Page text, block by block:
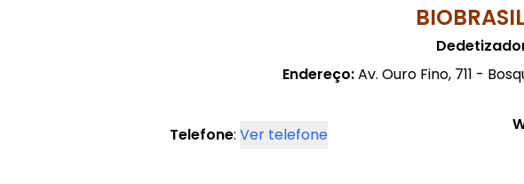
Endereço:Av. Ouro Fino, 711 -
Telefone: Ver telefone